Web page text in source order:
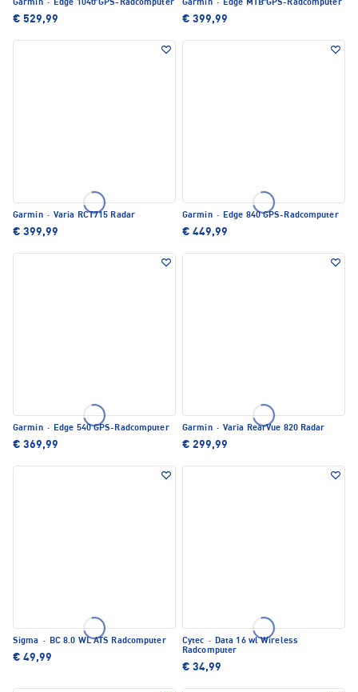
Garmin · Edge 1040 GPS-Radcomputer
€ 529,99
Garmin · Edge MTB GPS-Radcomputer
€ 399,99
Garmin · Varia RCT715 Radar
€ 399,99
Garmin · Edge 840 GPS-Radcomputer
€ 449,99
Garmin · Edge 540 GPS-Radcomputer
€ 369,99
Garmin · Varia RearVue 820 Radar
€ 299,99
Sigma · BC 8.0 WL ATS Radcomputer
€ 49,99
Cytec · Data 16 wl Wireless
Radcomputer
€ 34,99